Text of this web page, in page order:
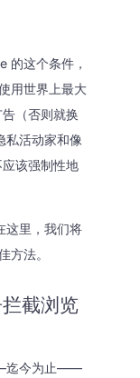
的这个条件，
用世界上最大
（否则就换
私活动家和像
该强制性地
这里，我们将
方法。
截浏览
今为止——